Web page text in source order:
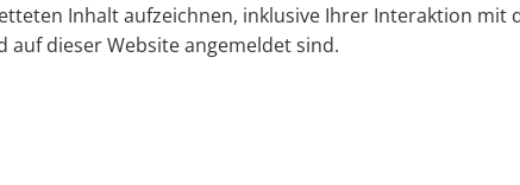
Inhalt aufzeichnen, inklusive Ihrer Interaktion mit
auf dieser Website angemeldet sind.